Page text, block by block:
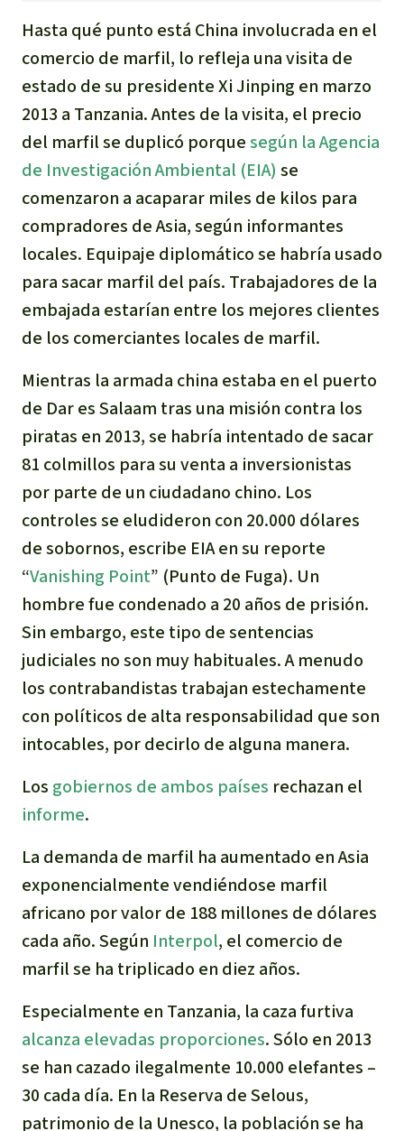
Aceite de palma
REDD
Indígena
Landgrabbing
Granjas Industriales
Para niñas y niños
Defensoras y Defensores
Hasta qué punto está China involucrada en el
comercio de marfil, lo refleja una visita de
estado de su presidente Xi Jinping en marzo
2013 a Tanzania. Antes de la visita, el precio
del marfil se duplicó porquesegún la Agencia
de Investigación Ambiental (EIA) se
comenzaron a acaparar miles de kilos para
compradores de Asia, según informantes
locales. Equipaje diplomático se habría usado
para sacar marfil del país. Trabajadores de la
embajada estarían entre los mejores clientes
de los comerciantes locales de marfil.
Mientras la armada china estaba en el puerto
de Dar es Salaam tras una misión contra los
piratas en 2013, se habría intentado de sacar
81 colmillos para su venta a inversionistas
por parte de un ciudadano chino. Los
controles se eludideron con 20.000 dólares
de sobornos, escribe EIA en su reporte
“Vanishing Point” (Punto de Fuga). Un
hombre fue condenado a 20 años de prisión.
Sin embargo, este tipo de sentencias
judiciales no son muy habituales. A menudo
los contrabandistas trabajan estechamente
con políticos de alta responsabilidad que son
intocables, por decirlo de alguna manera.
Los gobiernos de ambos países rechazan el
informe.
La demanda de marfil ha aumentado en Asia
exponencialmente vendiéndose marfil
africano por valor de 188 millones de dólares
cada año. Según Interpol, el comercio de
marfil se ha triplicado en diez años.
Especialmente en Tanzania, la caza furtiva
alcanza elevadas proporciones. Sólo en 2013
se han cazado ilegalmente 10.000 elefantes –
30 cada día. En la Reserva de Selous,
patrimonio de la Unesco, la población se ha